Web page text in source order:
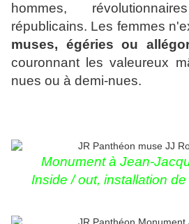
hommes,
républicains. Les femmes
muses, égéries ou
couronnant les valeureux
nues ou à demi-nues.
Monument à Jean-
Inside / out, installation